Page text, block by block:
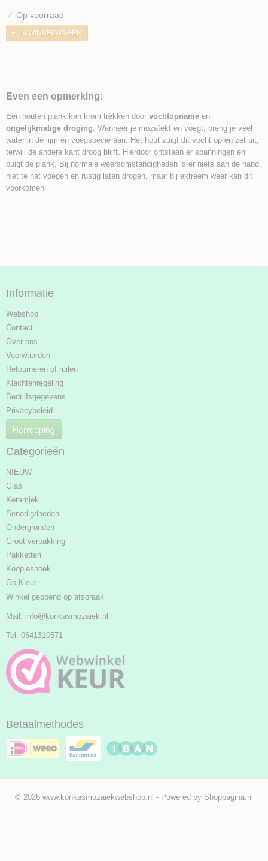
✓ Op voorraad
IN WINKELWAGEN
Even een opmerking:
Een houten plank kan krom trekken door vochtopname en
ongelijkmatige droging. Wanneer je mozaïekt en voegt, breng je veel
water in de lijm en voegspecie aan. Het hout zuigt dit vocht op en zet uit,
terwijl de andere kant droog blijft. Hierdoor ontstaan er spanningen en
buigt de plank. Bij normale weersomstandigheden is er niets aan de hand,
niet te nat voegen en rustig laten drogen, maar bij extreem weer kan dit
voorkomen
Informatie
Webshop
Contact
Over ons
Voorwaarden
Retourneren of ruilen
Klachtenregeling
Bedrijfsgegevens
Privacybeleid
Herroeping
Categorieën
NIEUW
Glas
Keramiek
Benodigdheden
Ondergronden
Groot verpakking
Pakketten
Koopjeshoek
Op Kleur
Winkel geopend op afspraak
Mail: info@konkasmozaiek.nl
Tel: 0641310571
Betaalmethodes
© 2026 www.konkasmozaiekwebshop.nl - Powered by Shoppagina.nl